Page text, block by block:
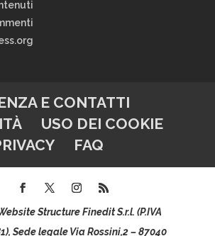
E CONTATTI
USO DEI COOKIE
FAQ
Structure Finedit S.r.l. (P.IVA
Sede legale Via Rossini,2 – 87040